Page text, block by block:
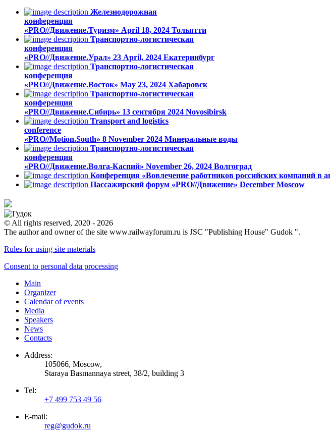
Железнодорожная
конференция
«PRO//Движение.Туризм» April 18, 2024 Тольятти
Транспортно-логистическая
конференция
«PRO//Движение.Урал» 23 April, 2024 Екатеринбург
Транспортно-логистическая
конференция
«PRO//Движение.Восток» May 23, 2024 Хабаровск
Транспортно-логистическая
конференция
«PRO//Движение.Сибирь» 13 сентября 2024 Novosibirsk
Transport and logistics
conference
«PRO//Motion.South» 8 November 2024 Минеральные воды
Транспортно-логистическая
конференция
«PRO//Движение.Волга-Каспий» November 26, 2024 Волгоград
Конференция «Вовлечение работников российских компаний в
Пассажирский форум «PRO//Движение» December Moscow
© All rights reserved, 2020 - 2026
The author and owner of the site www.railwayforum.ru is JSC "Publishing House" Gudok ".
Rules for using site materials
Consent to personal data processing
Main
Organizer
Calendar of events
Media
Speakers
News
Contacts
Address:
105066, Moscow,
Staraya Basmannaya street, 38/2, building 3
Tel:
+7 499 753 49 56
E-mail:
reg@gudok.ru